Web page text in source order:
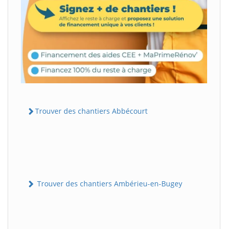
Trouver des chantiers Abbécourt
Trouver des chantiers Ambérieu-en-Bugey